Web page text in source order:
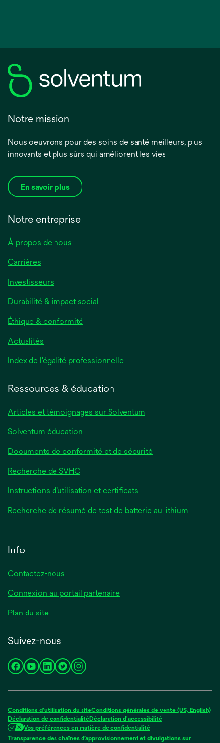
Notre mission
Nous oeuvrons pour des soins de santé meilleurs, plus
innovants et plus sûrs qui améliorent les vies
En savoir plus
Notre entreprise
À propos de nous
Carrières
Investisseurs
Durabilité & impact social
Éthique & conformité
Actualités
Index de l'égalité professionnelles’ouvre
onglet
Ressources & éducation
Articles et témoignages sur Solventum
Solventum éducation
Documents de conformité et de sécurité
Recherche de SVHC
Instructions d’utilisation et certificats
Recherche de résumé de test de batterie au lithium
Info
Contactez-nous
Connexion au portail partenaire
Plan du site
Suivez-nous
s’ouvre
nouvel
onglet
s’ouvre
nouvel
onglet
s’ouvre
nouvel
onglet
s’ouvre
nouvel
onglet
s’ouvre
nouvel
onglet
Conditions d’utilisation du siteConditions générales de vente (US, English)
Déclaration de confidentialitéDéclaration d'accessibilité
Vos préférences en matière de confidentialité
Transparence des chaînes d’approvisionnement et divulgations sur